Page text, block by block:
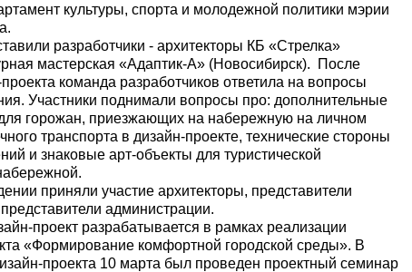
культуры, спорта и молодежной политики мэрии
разработчики - архитекторы КБ «Стрелка»
мастерская «Адаптик-А» (Новосибирск). После
команда разработчиков ответила на вопросы
Участники поднимали вопросы про: дополнительные
горожан, приезжающих на набережную на личном
транспорта в дизайн-проекте, технические стороны
и знаковые арт-объекты для туристической
приняли участие архитекторы, представители
администрации.
проект разрабатывается в рамках реализации
«Формирование комфортной городской среды». В
проекта 10 марта был проведен проектный семинар